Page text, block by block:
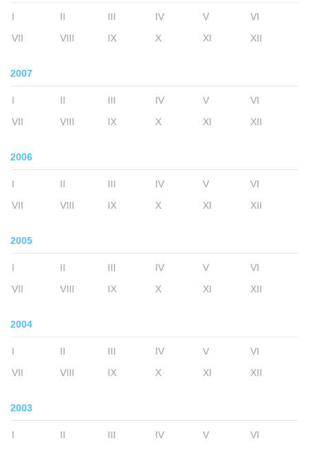
I II III IV V
VI
VII
VIII IX X XI XII
2007
I II III IV V
VI
VII
VIII IX X XI XII
2006
I II III IV V
VI
VII
VIII IX X XI XII
2005
I II III IV V
VI
VII
VIII IX X XI XII
2004
I II III IV V
VI
VII
VIII IX X XI XII
2003
I II III IV V
VI